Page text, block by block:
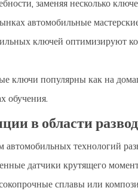
заменяя несколько
автомобильные
ключей оптимизируют
ключи популярны как на
обучения.
в области
технологий
датчики крутящего
сплавы или